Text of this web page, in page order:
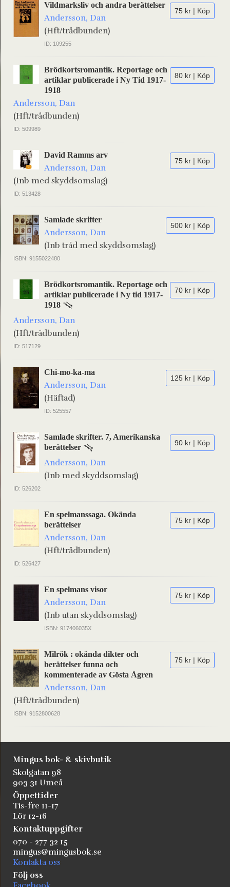
75 kr | Köp
Vildmarksliv och andra berättelser
Andersson, Dan
(Hft/trådbunden)
ID: 109255
80 kr | Köp
Brödkortsromantik. Reportage och
artiklar publicerade i Ny Tid 1917-
1918
Andersson, Dan
(Hft/trådbunden)
ID: 509989
75 kr | Köp
David Ramms arv
Andersson, Dan
(Inb med skyddsomslag)
ID: 513428
500 kr | Köp
Samlade skrifter
Andersson, Dan
(Inb tråd med skyddsomslag)
ISBN: 9155022480
70 kr | Köp
Brödkortsromantik. Reportage och
artiklar publicerade i Ny tid 1917-
1918
Andersson, Dan
(Hft/trådbunden)
ID: 517129
125 kr | Köp
Chi-mo-ka-ma
Andersson, Dan
(Häftad)
ID: 525557
90 kr | Köp
Samlade skrifter. 7, Amerikanska
berättelser
Andersson, Dan
(Inb med skyddsomslag)
ID: 526202
75 kr | Köp
En spelmanssaga. Okända
berättelser
Andersson, Dan
(Hft/trådbunden)
ID: 526427
75 kr | Köp
En spelmans visor
Andersson, Dan
(Inb utan skyddsomslag)
ISBN: 917406035X
75 kr | Köp
Milrök : okända dikter och
berättelser funna och
kommenterade av Gösta Ågren
Andersson, Dan
(Hft/trådbunden)
ISBN: 9152800628
Mingus bok- & skivbutik
Skolgatan 98
903 31 Umeå
Öppettider
Tis-fre 11-17
Lör 12-16
Kontaktuppgifter
070 - 277 32 15
mingus@mingusbok.se
Kontakta oss
Följ oss